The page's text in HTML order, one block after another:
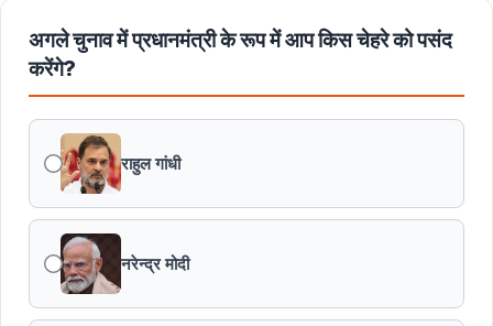
मुख्यमंत्री डॉ. यादव की जनोन्मुखी पहल
मुख्यमंत्री डॉ. यादव ने पूर्व विदेश मंत्री श्रीमती सुषमा स्वराज की
पुण्यतिथि पर श्रद्धांजलि अर्पित की
जन-कल्याणकारी तथा हितग्राही मूलक योजनाओं को अधिक प्रभावी
बनाने के लिए अनुशंसाएं देने उच्च स्तरीय समिति गठित
मध्यप्रदेश में सृजन संवाद अभियान का शुभारंभ
अगले चुनाव में प्रधानमंत्री के रूप में आप किस चेहरे को पसंद
करेंगे?
राहुल गांधी
नरेन्द्र मोदी